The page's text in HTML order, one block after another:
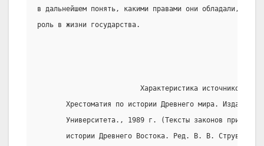
в дальнейшем понять, какими правами они обладали,
роль в жизни государства.
                         Характеристика источников:
Хрестоматия по истории Древнего мира.
Университета., 1989 г. (Тексты законов
истории Древнего Востока. Ред. В. В. Струве и